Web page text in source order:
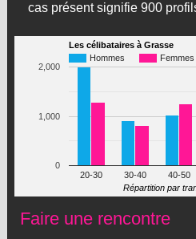
cas présent signifie 900
Les célibataires à Grasse
Hommes
Femmes
20-30 30-40 40-50
0
1,000
2,000
Répartition par
Faire une rencontre